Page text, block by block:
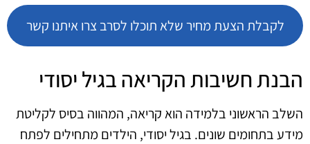
לקבלת הצעת מחיר שלא תוכלו לסרב צרו איתנו קשר
הבנת חשיבות הקריאה בגיל יסודי
השלב הראשוני בלמידה הוא קריאה, המהווה בסיס לקליטת
מידע בתחומים שונים. בגיל יסודי, הילדים מתחילים לפתח